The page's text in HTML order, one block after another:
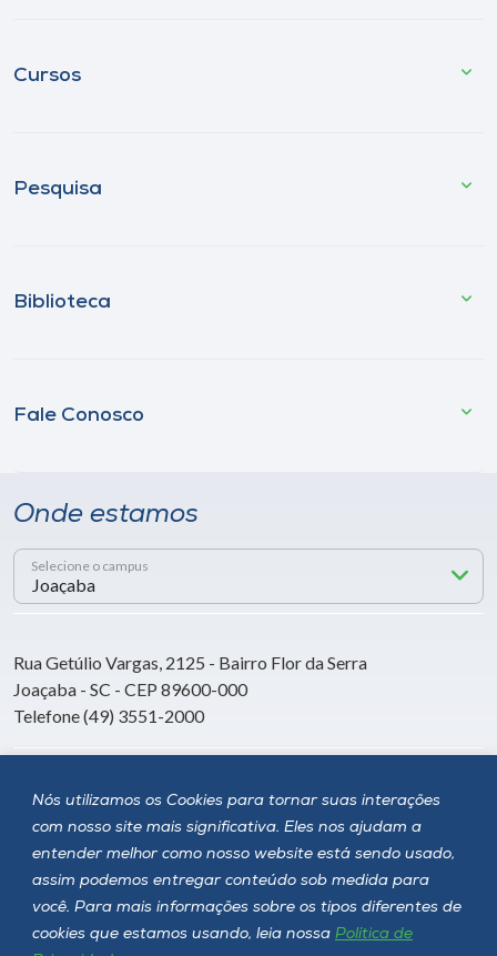
Nós utilizamos os Cookies para tornar suas interações
com nosso site mais significativa. Eles nos ajudam a
entender melhor como nosso website está sendo usado,
assim podemos entregar conteúdo sob medida para
você. Para mais informações sobre os tipos diferentes de
cookies que estamos usando, leia nossa Política de
Cursos
Pesquisa
Biblioteca
Fale Conosco
Onde estamos
Selecione o campus
Rua Getúlio Vargas, 2125 - Bairro Flor da Serra
Joaçaba - SC - CEP 89600-000
Telefone (49) 3551-2000
Siga a Unoesc